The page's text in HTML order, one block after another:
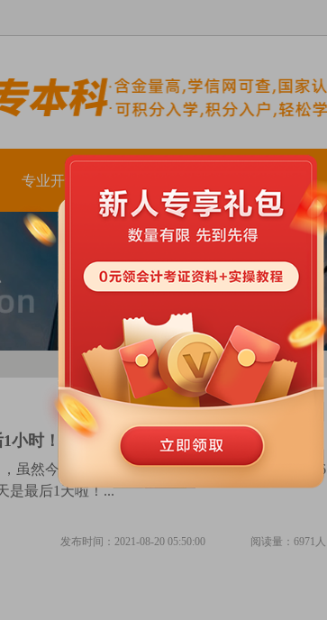
专业开设
虽然今年中注协今年延长准考证打印时间至8月26
是最后1天啦！...
发布时间：2021-08-20 05:50:00 阅读量：6971人